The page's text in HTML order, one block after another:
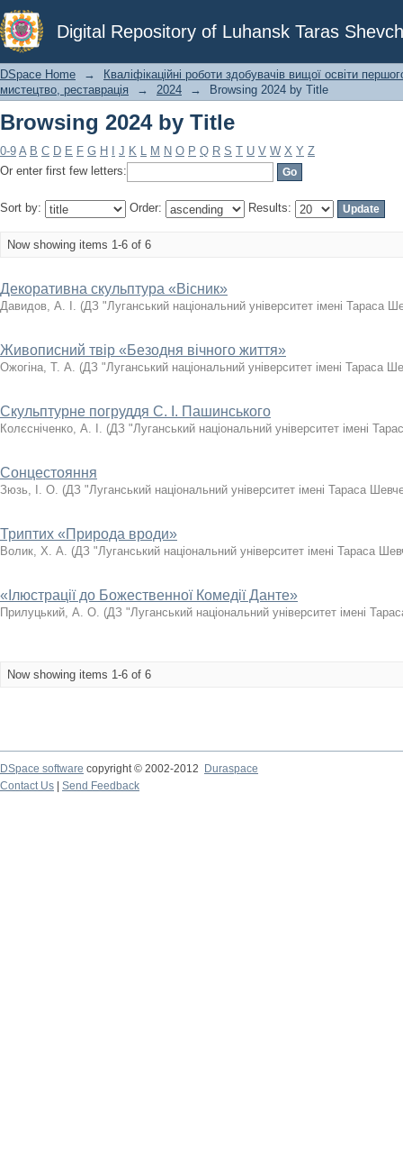
Digital Repository of Luhansk Taras
Browsing 2024 by Title
DSpace Home →
Кваліфікаційні роботи здобувачів вищої освіти
мистецтво, реставрація
→ 2024 → Browsing 2024 by Title
Browsing 2024 by Title
0-9 A B C D E F G H J K L M N O P Q R S T U V W X Y Z
Or enter first few letters:
Sort by: Order: Results:
Now showing items 1-6 of 6
Декоративна скульптура «Вісник»
Давидов, А. І. (ДЗ "Луганський національний університет імені Тараса
Живописний твір «Безодня вічного життя»
Ожогіна, Т. А. (ДЗ "Луганський національний університет імені Тараса
Скульптурне погруддя С. І. Пашинського
Колєсніченко, А. І. (ДЗ "Луганський національний університет імені
Сонцестояння
Зюзь, І. О. (ДЗ "Луганський національний університет імені Тараса
Триптих «Природа вроди»
Волик, Х. А. (ДЗ "Луганський національний університет імені Тараса
«Ілюстрації до Божественної Комедії Данте»
Прилуцький, А. О. (ДЗ "Луганський національний університет імені
Now showing items 1-6 of 6
DSpace software copyright © 2002-2012
Duraspace
Contact Us
Send Feedback